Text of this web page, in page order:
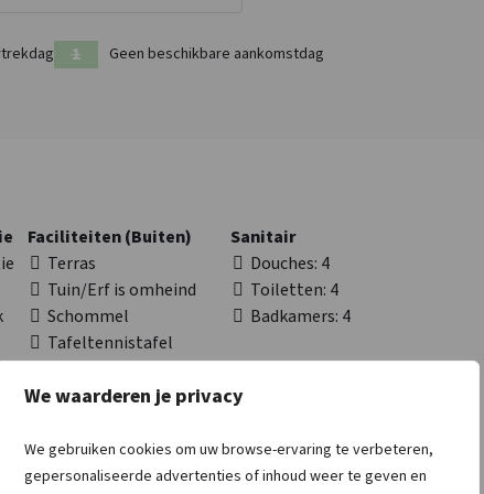
We waarderen je privacy
We gebruiken cookies om uw browse-ervaring te verbeteren,
gepersonaliseerde advertenties of inhoud weer te geven en
Geen beschikbare aankomstdag
Faciliteiten (Buiten)
Terras
Tuin/Erf is omheind
Schommel
Tafeltennistafel
Fietsenberging
toegestaan
Speelveld
Sanitair
Douches: 4
Toiletten: 4
Badkamers: 4